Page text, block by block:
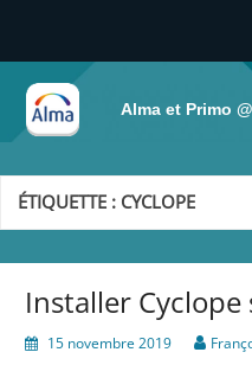
Alma et Primo
ÉTIQUETTE : CYCLOPE
Installer
15 novembre 2019